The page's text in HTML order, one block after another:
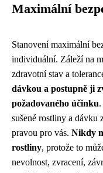
Maximální
Stanovení maximální
individuální. Záleží na
zdravotní stav a
dávkou a postupně ji
požadovaného účinku
sušené rostliny a dávku
pravou pro vás. Nikdy
rostliny, protože to
nevolnost, zvracení,